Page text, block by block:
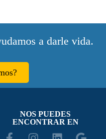
a darle vida.
NOS PUEDES
ENCONTRAR EN